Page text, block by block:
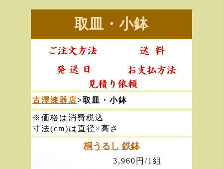
取皿・小鉢
古澤漆器店>取皿・小鉢
※価格は消費税込
寸法(cm)は直径×高さ
桐うるし 鉄鉢
3,960円/1組